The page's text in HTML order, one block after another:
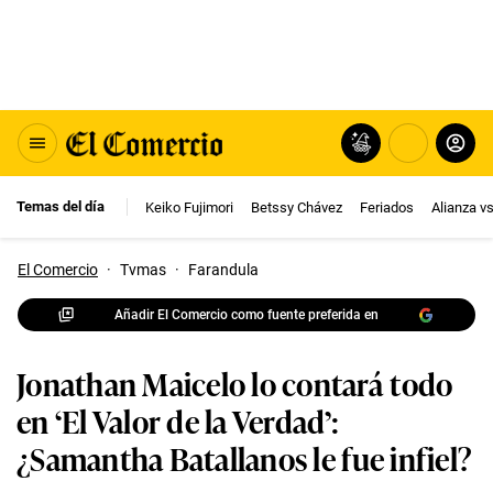
Temas del día Keiko Fujimori Betssy Chávez Feriados Alianza
El Comercio · Tvmas · Farandula
Añadir El Comercio como fuente preferida en
Jonathan Maicelo lo contará todo
en ‘El Valor de la Verdad’:
¿Samantha Batallanos le fue infiel?